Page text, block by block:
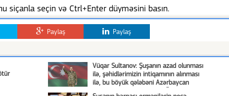
siçanla seçin və Ctrl+Enter düyməsini basın.
Paylaş Paylaş
Vüqar Sultanov: Şuşanın azad olunması
ilə, şəhidlərimizin intiqamının alınması
ilə, bu böyük qələbəni Azərbaycan
xalqına bəxş etməklə Ulu Öndərin